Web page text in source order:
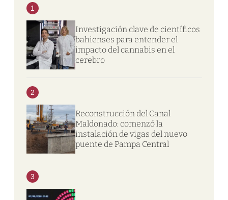
1
Investigación clave de científicos
bahienses para entender el
impacto del cannabis en el
cerebro
2
Reconstrucción del Canal
Maldonado: comenzó la
instalación de vigas del nuevo
puente de Pampa Central
3